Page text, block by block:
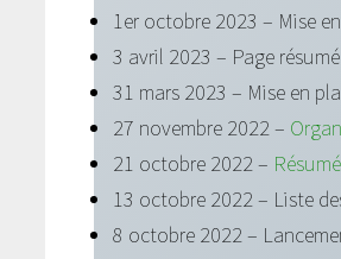
1er octobre 2023 – Mise
3 avril 2023 – Page résumé
31 mars 2023 – Mise en
27 novembre 2022 –
21 octobre 2022 –
13 octobre 2022 – Liste
8 octobre 2022 –